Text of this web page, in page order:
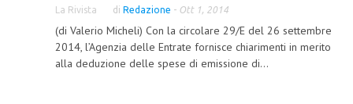
L’UMANISTA
DIRITTO
DIRITTO PENALE D’IMPRESA
La Rivista di Redazione - Ott 1, 2014
(di Valerio Micheli) Con la circolare 29/E del 26 settembre
2014, l’Agenzia delle Entrate fornisce chiarimenti in merito
alla deduzione delle spese di emissione di...